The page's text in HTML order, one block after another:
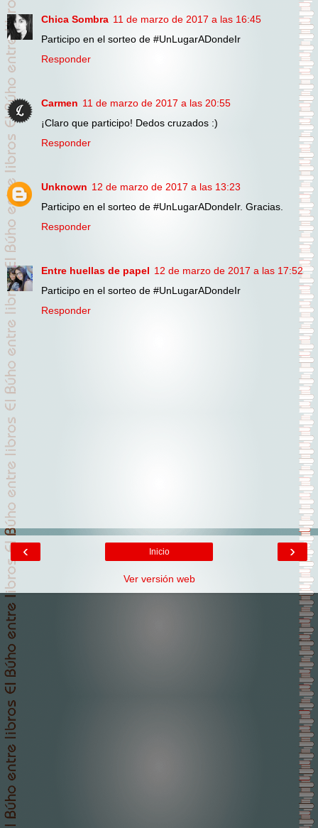
Chica Sombra 11 de marzo de 2017 a las 16:45
Participo en el sorteo de #UnLugarADondeIr
Responder
Carmen 11 de marzo de 2017 a las 20:55
¡Claro que participo! Dedos cruzados :)
Responder
Unknown 12 de marzo de 2017 a las 13:23
Participo en el sorteo de #UnLugarADondeIr. Gracias.
Responder
Entre huellas de papel 12 de marzo de 2017 a las 17:52
Participo en el sorteo de #UnLugarADondeIr
Responder
‹ ›
Inicio
Ver versión web